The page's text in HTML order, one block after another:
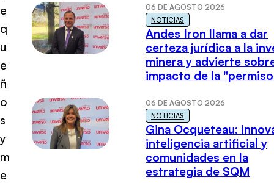
e
q
u
e
ñ
o
s
y
m
e
06 DE AGOSTO 2026
NOTICIAS
Andes Iron llama a dar
certeza jurídica a la
minera y advierte
impacto de la
06 DE AGOSTO 2026
NOTICIAS
Gina Ocqueteau:
inteligencia artificial y
comunidades en la
estrategia de SQM